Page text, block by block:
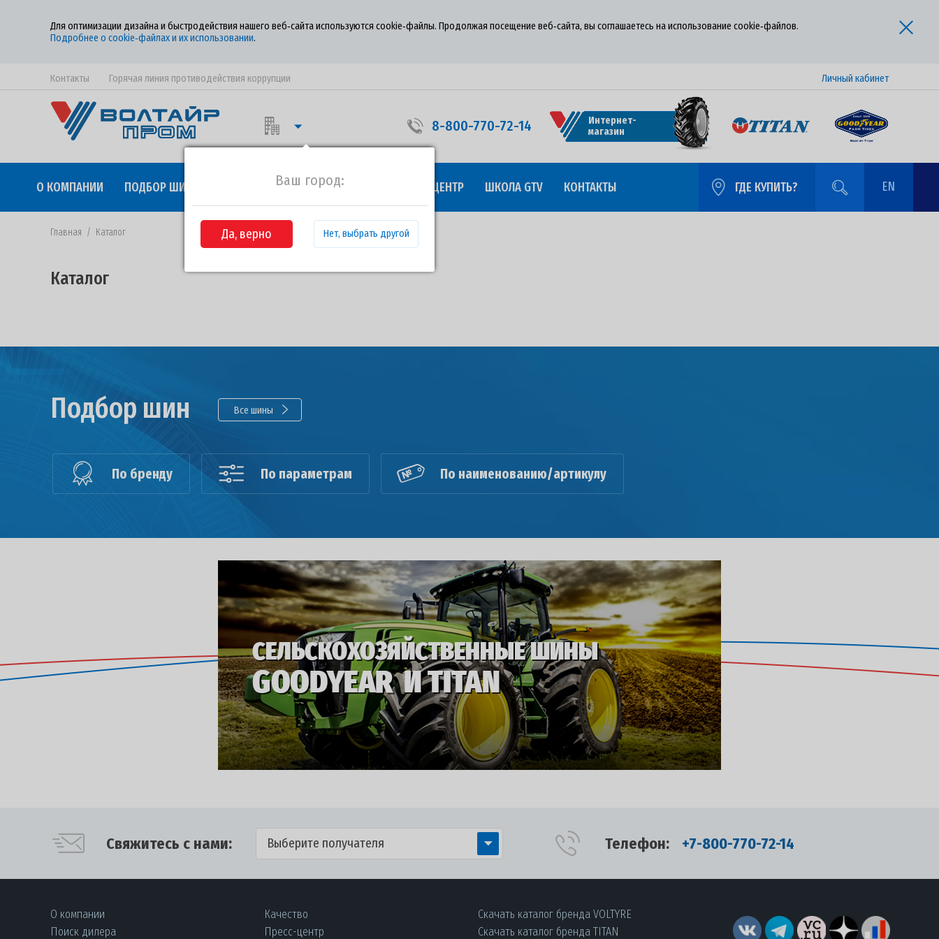
Для оптимизации дизайна и быстродействия нашего веб‑сайта используются cookie‑файлы. Продолжая посещение веб‑сайта, вы соглашаетесь на использование cookie‑файлов.
Подробнее о cookie‑файлах и их использовании.
Контакты Горячая линия противодействия коррупции Личный кабинет
Ваш город:
Да, верно Нет, выбрать другой
8-800-770-72-14
Интернет-
магазин
О КОМПАНИИ ПОДБОР ШИН СОТРУДНИЧЕСТВО ПРЕСС-ЦЕНТР ШКОЛА GTV КОНТАКТЫ ГДЕ КУПИТЬ? EN
Главная / Каталог
Каталог
Подбор шин Все шины
По бренду По параметрам По наименованию/артикулу
Свяжитесь с нами: Выберите получателя Телефон: +7-800-770-72-14
О компании
Поиск дилера
Качество
Пресс-центр
Скачать каталог бренда VOLTYRE
Скачать каталог бренда TITAN